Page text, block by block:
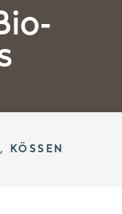
KÖSSEN